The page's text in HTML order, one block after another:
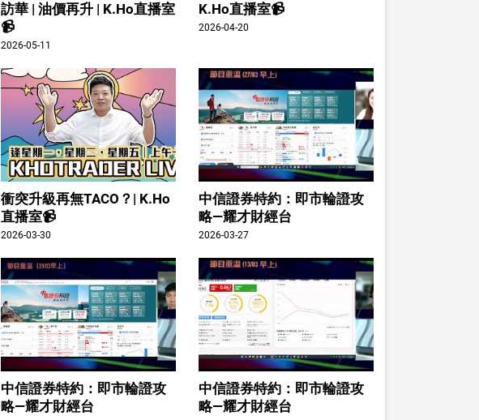
訪華 | 油價再升 | K.Ho直播室
📹
2026-05-11
K.Ho直播室📹
2026-04-20
衝突升級再無TACO？| K.Ho
直播室📹
2026-03-30
中信證券特約：即市輪證攻
略—耀才財經台
2026-03-27
中信證券特約：即市輪證攻
略—耀才財經台
中信證券特約：即市輪證攻
略—耀才財經台